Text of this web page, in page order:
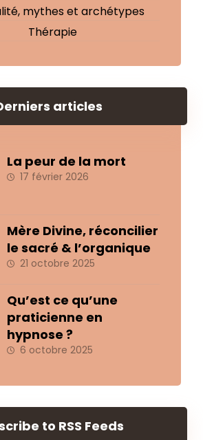
mythes et archétypes
Thérapie
articles
La peur de la mort
17 février 2026
Mère Divine, réconcilier
le sacré & l’organique
21 octobre 2025
Qu’est ce qu’une
praticienne en
hypnose ?
6 octobre 2025
to RSS Feeds